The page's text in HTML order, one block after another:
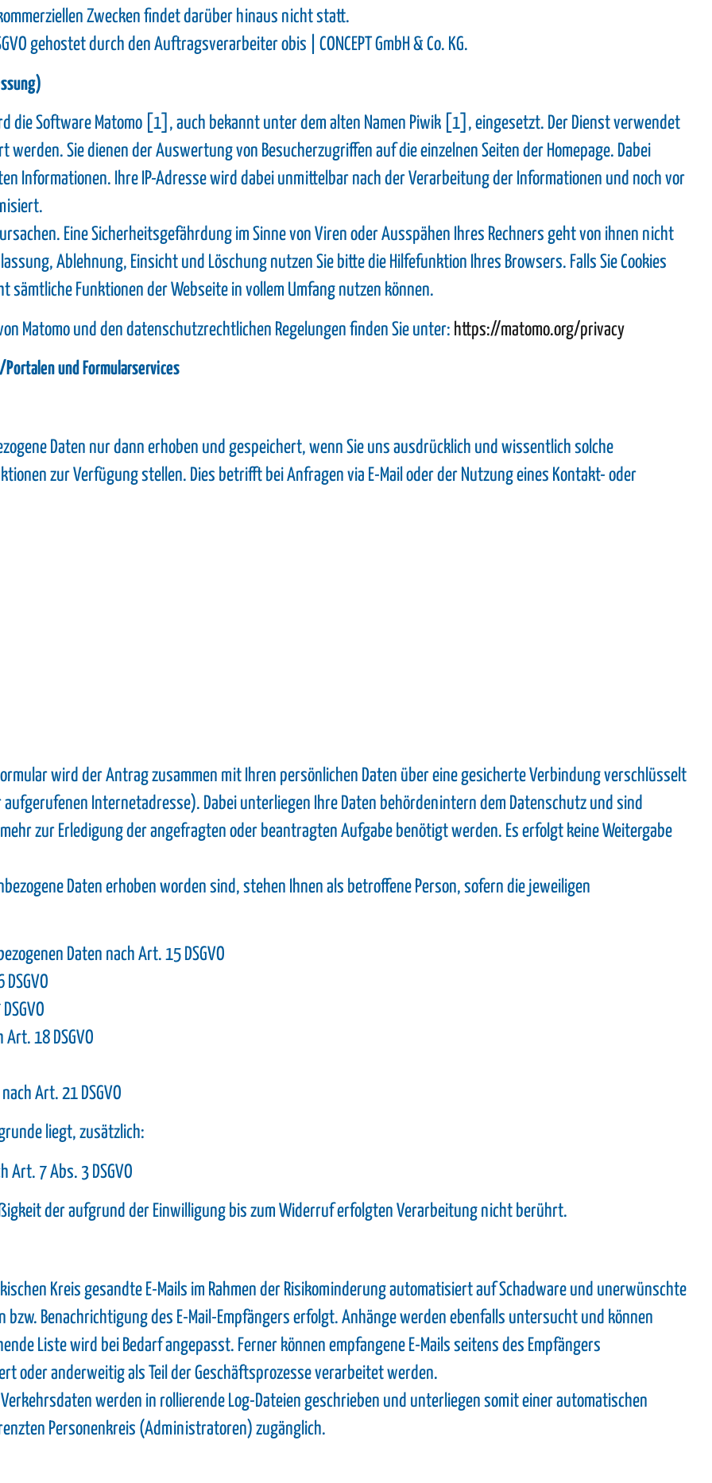
Zwecken findet darüber hinaus nicht statt.
gehostet durch den Auftragsverarbeiter obis | CONCEPT GmbH & Co. KG.
die Software Matomo [1], auch bekannt unter dem alten Namen Piwik [1], eingesetzt. Der Dienst verwendet
werden. Sie dienen der Auswertung von Besucherzugriffen auf die einzelnen Seiten der Homepage. Dabei
Informationen. Ihre IP-Adresse wird dabei unmittelbar nach der Verarbeitung der Informationen und noch vor
Eine Sicherheitsgefährdung im Sinne von Viren oder Ausspähen Ihres Rechners geht von ihnen nicht
Ablehnung, Einsicht und Löschung nutzen Sie bitte die Hilfefunktion Ihres Browsers. Falls Sie Cookies
sämtliche Funktionen der Webseite in vollem Umfang nutzen können.
Matomo und den datenschutzrechtlichen Regelungen finden Sie unter: https://matomo.org/privacy
und Formularservices
Daten nur dann erhoben und gespeichert, wenn Sie uns ausdrücklich und wissentlich solche
zur Verfügung stellen. Dies betrifft bei Anfragen via E-Mail oder der Nutzung eines Kontakt- oder
wird der Antrag zusammen mit Ihren persönlichen Daten über eine gesicherte Verbindung verschlüsselt
Internetadresse). Dabei unterliegen Ihre Daten behördenintern dem Datenschutz und sind
zur Erledigung der angefragten oder beantragten Aufgabe benötigt werden. Es erfolgt keine Weitergabe
Daten erhoben worden sind, stehen Ihnen als betroffene Person, sofern die jeweiligen
Daten nach Art. 15 DSGVO
18 DSGVO
Art. 21 DSGVO
liegt, zusätzlich:
Art. 7 Abs. 3 DSGVO
der aufgrund der Einwilligung bis zum Widerruf erfolgten Verarbeitung nicht berührt.
Kreis gesandte E-Mails im Rahmen der Risikominderung automatisiert auf Schadware und unerwünschte
Benachrichtigung des E-Mail-Empfängers erfolgt. Anhänge werden ebenfalls untersucht und können
Liste wird bei Bedarf angepasst. Ferner können empfangene E-Mails seitens des Empfängers
oder anderweitig als Teil der Geschäftsprozesse verarbeitet werden.
werden in rollierende Log-Dateien geschrieben und unterliegen somit einer automatischen
Personenkreis (Administratoren) zugänglich.